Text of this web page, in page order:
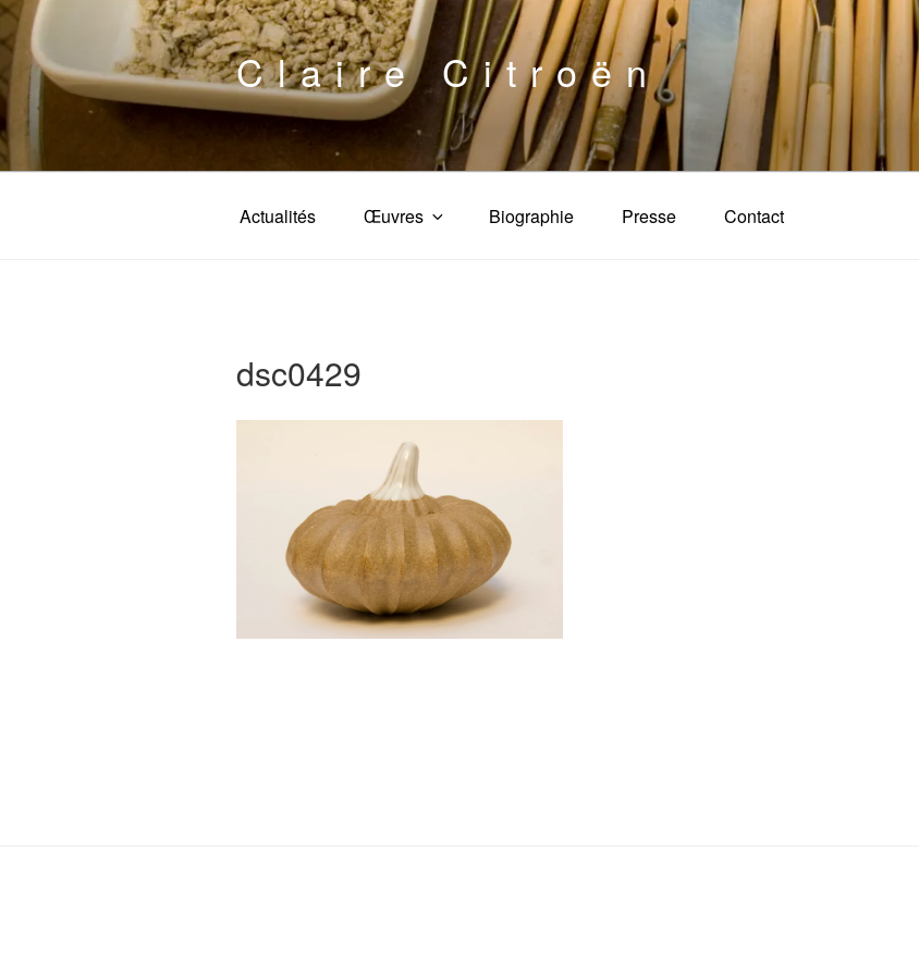
Aller
au
contenu
principal
Claire Citroën
Actualités Œuvres Biographie Presse Contact
dsc0429